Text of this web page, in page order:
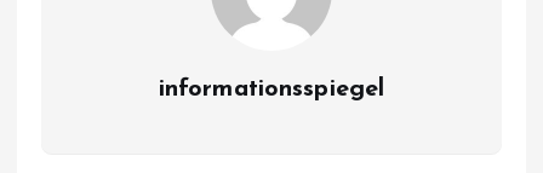
informationsspiegel